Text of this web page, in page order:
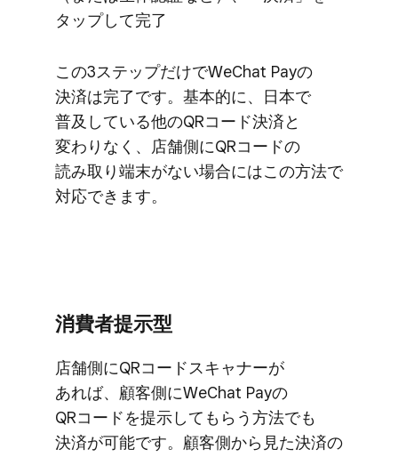
タップして​完了
この​3ステップだけで​WeChat Payの​
決済は​完了です。​基本的に、​日本で​
普及している​他の​QRコード決済と​
変わりなく、​店舗側に​QRコードの​
読み取り端末が​ない​場合には​この​方法で​
対応できます。
消費者提示型
店舗側に​QRコードスキャナーが​
あれば、​顧客側に​WeChat Payの​
QRコードを​提示して​もらう方法でも​
決済が​可能です。​顧客側から​見た​決済の​